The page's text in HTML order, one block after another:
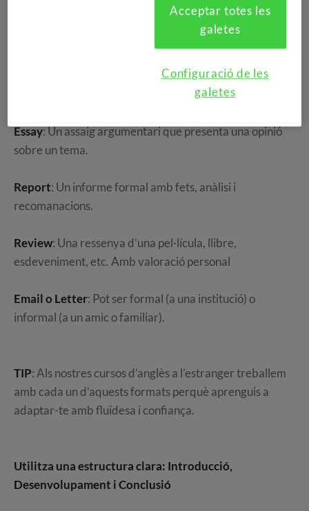
Abans de llençar-te a escriure, assegura’t de
Cada format té les seves pròpies normes, to i estructura:
Essay: Un assaig argumentari que presenta una opinió
sobre un tema.
Report: Un informe formal amb fets, anàlisi i
recomanacions.
Review: Una ressenya d’una pel·lícula, llibre,
esdeveniment, etc. Amb valoració personal
Email o Letter: Pot ser formal (a una institució) o
informal (a un amic o familiar).
TIP: Als nostres cursos d’anglès a l’estranger treballem
amb cada un d’aquests formats perquè aprenguis a
adaptar-te amb fluïdesa i confiança.
Utilitza una estructura clara: Introducció,
Desenvolupament i Conclusió
Acceptar totes les
galetes
Configuració de les
galetes